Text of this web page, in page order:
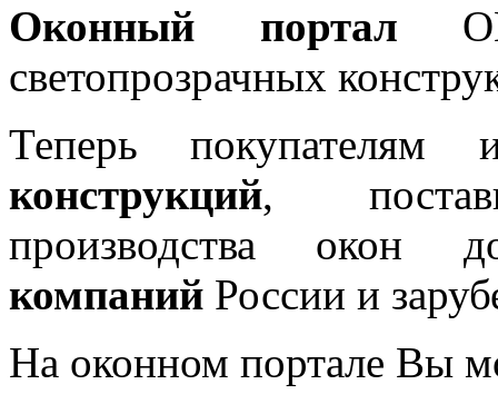
Оконный портал
светопрозрачных
Теперь покупателям
конструкций,
производства окон
компаний России и
На оконном портале Вы